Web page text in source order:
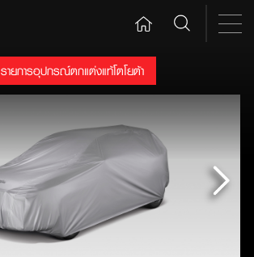
รายการอุปกรณ์ตกแต่งแท้โตโยต้า